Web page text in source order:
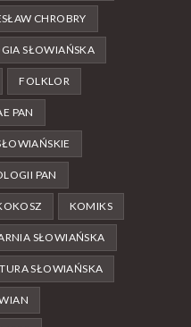
CHROBRY
SŁOWIAŃSKA
FOLKLOR
PAN
PAN
KOMIKS
SŁOWIAŃSKA
SŁOWIAŃSKA